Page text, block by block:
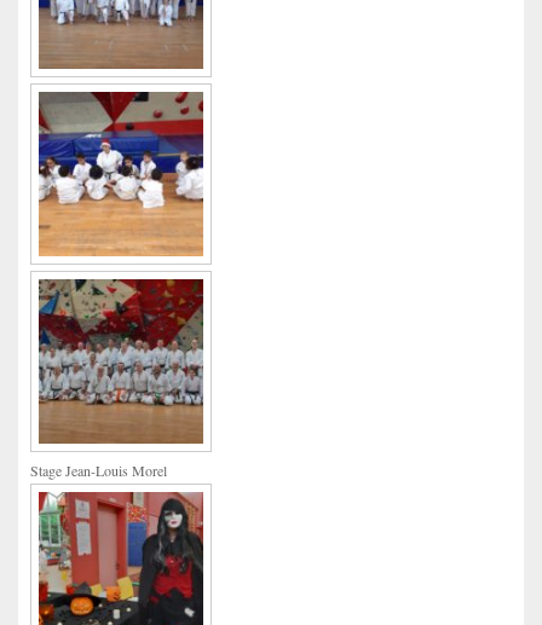
Stage Jean-Louis Morel